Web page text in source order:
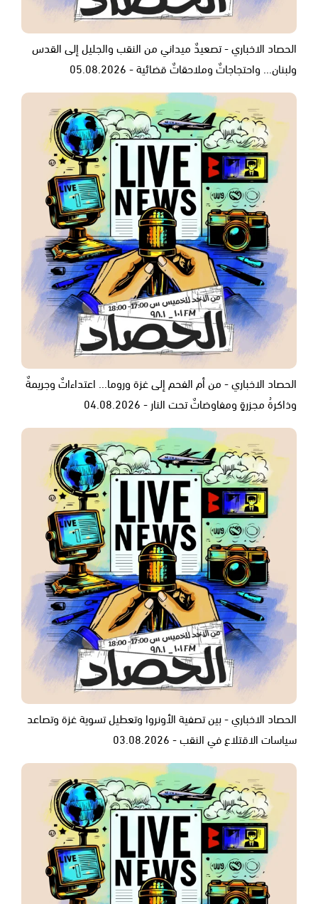
الحصاد الاخباري - تصعيدٌ ميداني من النقب والجليل إلى القدس
ولبنان... واحتجاجاتٌ وملاحقاتٌ قضائية - 05.08.2026
الحصاد الاخباري - من أم الفحم إلى غزة وروما... اعتداءاتٌ وجريمةٌ
وذاكرةُ مجزرةٍ ومفاوضاتٌ تحت النار - 04.08.2026
الحصاد الاخباري - بين تصفية الأونروا وتعطيل تسوية غزة وتصاعد
سياسات الاقتلاع في النقب - 03.08.2026